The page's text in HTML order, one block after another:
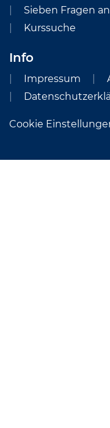
Sieben Fragen an
Kurssuche
Info
Impressum
Cookie